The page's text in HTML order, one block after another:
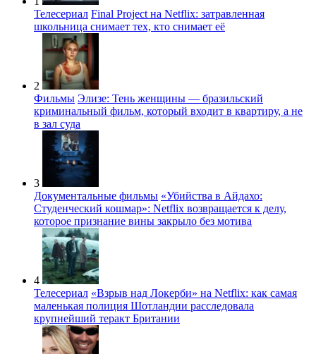
Телесериал Final Project на Netflix: затравленная
школьница снимает тех, кто снимает её
2
Фильмы Элизе: Тень женщины — бразильский
криминальный фильм, который входит в квартиру, а не
в зал суда
3
Документальные фильмы «Убийства в Айдахо:
Студенческий кошмар»: Netflix возвращается к делу,
которое признание вины закрыло без мотива
4
Телесериал «Взрыв над Локерби» на Netflix: как самая
маленькая полиция Шотландии расследовала
крупнейший теракт Британии